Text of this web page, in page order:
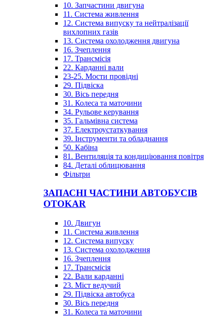
10. Запчастини двигуна
11. Система живлення
12. Система випуску та нейтралізації
вихлопних газів
13. Система охолодження двигуна
16. Зчеплення
17. Трансмісія
22. Карданні вали
23-25. Мости провідні
29. Підвіска
30. Вісь передня
31. Колеса та маточини
34. Рульове керування
35. Гальмівна система
37. Електроустаткування
39. Інструменти та обладнання
50. Кабіна
81. Вентиляція та кондиціювання повітря
84. Деталі облицювання
Фільтри
ЗАПАСНІ ЧАСТИНИ АВТОБУСІВ
OTOKAR
10. Двигун
11. Система живлення
12. Система випуску
13. Система охолодження
16. Зчеплення
17. Трансмісія
22. Вали карданні
23. Міст ведучий
29. Підвіска автобуса
30. Вісь передня
31. Колеса та маточини